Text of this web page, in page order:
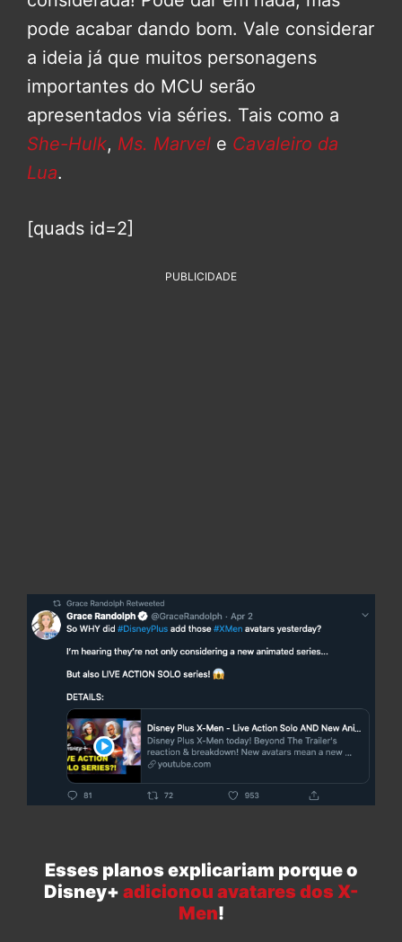
pode acabar dando bom. Vale considerar
a ideia já que muitos personagens
importantes do MCU serão
apresentados via séries. Tais como a
She-Hulk, Ms. Marvel e Cavaleiro da
Lua.
[quads id=2]
PUBLICIDADE
Esses planos explicariam porque o
Disney+ adicionou avatares dos X-
Men!